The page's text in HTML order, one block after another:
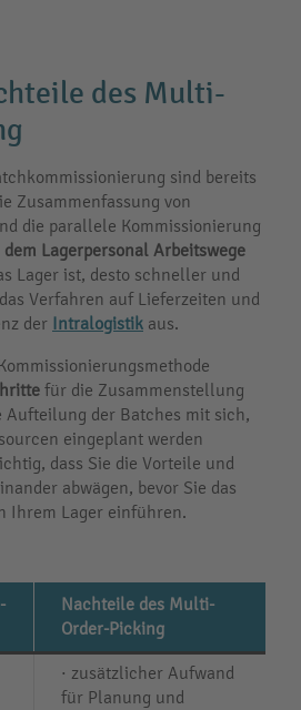
des Multi-
sind bereits
Zusammenfassung von
die parallele Kommissionierung
dem Lagerpersonal Arbeitswege
Lager ist, desto schneller und
Verfahren auf Lieferzeiten und
der Intralogistik aus.
für die Zusammenstellung
Aufteilung der Batches mit sich,
eingeplant werden
dass Sie die Vorteile und
abwägen, bevor Sie das
Ihrem Lager einführen.
Nachteile des Multi-
Order-Picking
· zusätzlicher Aufwand
für Planung und